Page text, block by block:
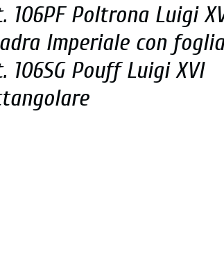
106PF Poltrona Luigi
Imperiale con foglia
106SG Pouff Luigi XVI